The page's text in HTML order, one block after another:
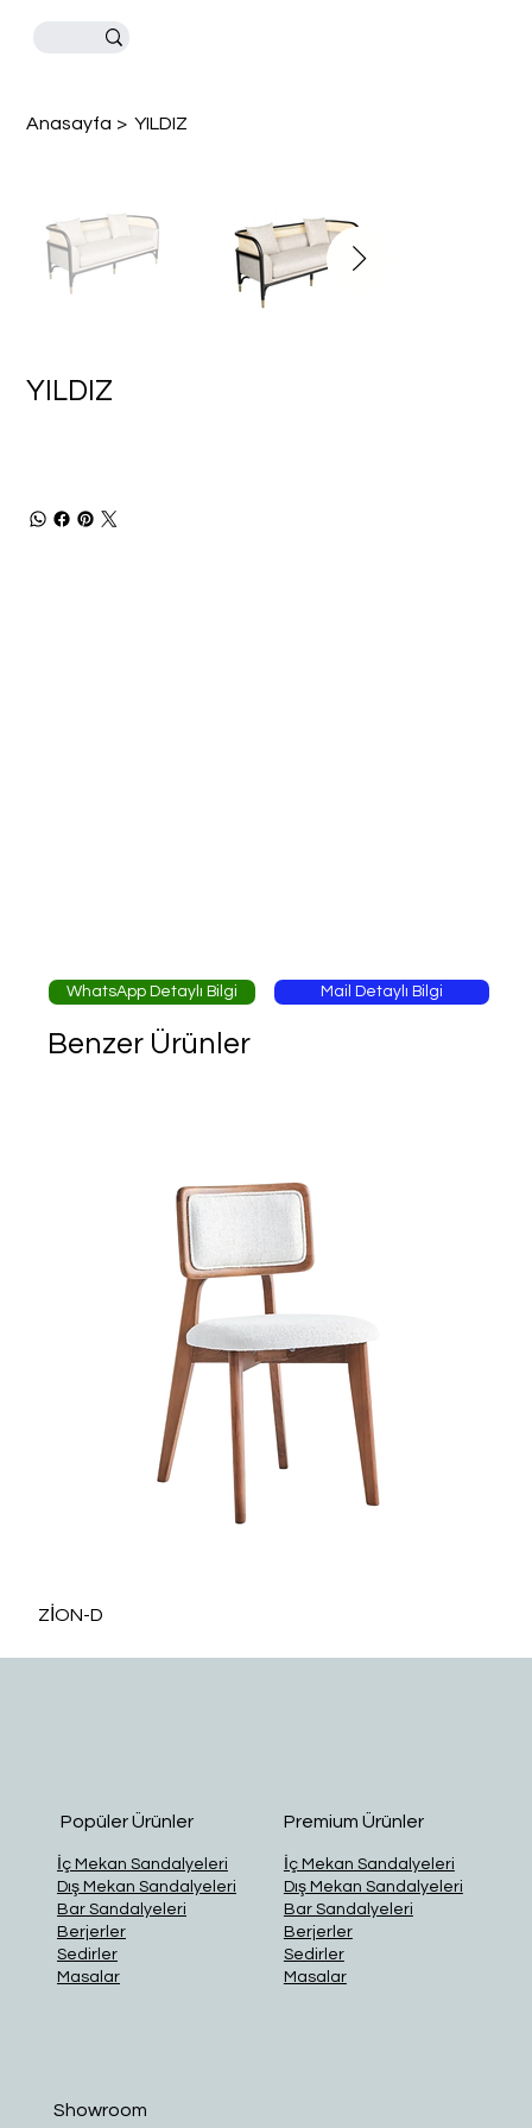
Anasayfa > YILDIZ
YILDIZ
WhatsApp Detaylı Bilgi Mail Detaylı Bilgi
Benzer Ürünler
ZİON-D
Showroom
Popüler Ürünler
İç Mekan Sandalyeleri
Dış Mekan Sandalyeleri
Bar Sandalyeleri
Berjerler
Sedirler
Masalar
Premium Ürünler
İç Mekan Sandalyeleri
Dış Mekan Sandalyeleri
Bar Sandalyeleri
Berjerler
Sedirler
Masalar